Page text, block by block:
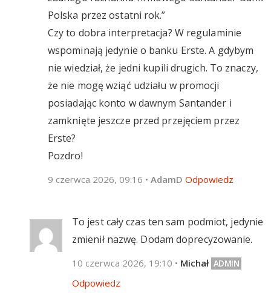
Polska przez ostatni rok.”
Czy to dobra interpretacja? W regulaminie
wspominają jedynie o banku Erste. A gdybym
nie wiedział, że jedni kupili drugich. To znaczy,
że nie mogę wziąć udziału w promocji
posiadając konto w dawnym Santander i
zamknięte jeszcze przed przejęciem przez
Erste?
Pozdro!
9 czerwca 2026, 09:16 • AdamD Odpowiedz
To jest cały czas ten sam podmiot, jedynie
zmienił nazwę. Dodam doprecyzowanie.
10 czerwca 2026, 19:10 • Michał
Odpowiedz